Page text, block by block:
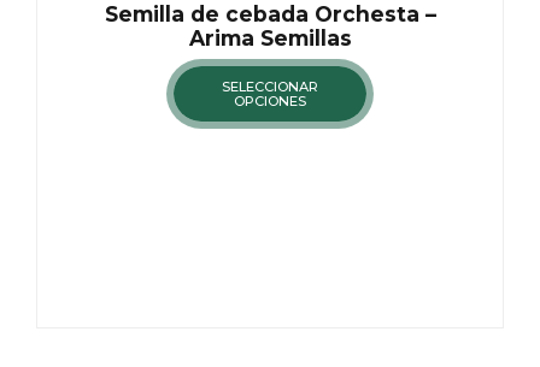
Semilla de cebada Orchesta –
Arima Semillas
SELECCIONAR
OPCIONES